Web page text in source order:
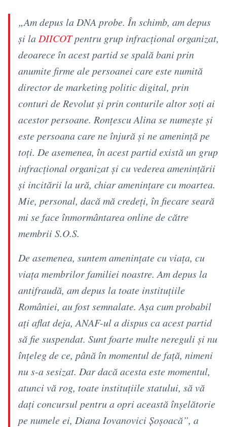
„Am depus la DNA probe. În schimb, am depus
și la DIICOTpentru grup infracțional organizat,
deoarece în acest partid se spală bani prin
anumite firme ale persoanei care este numită
director de marketing politic digital, prin
conturi de Revolut și prin conturile altor soți ai
acestor persoane. Ronțescu Alina se numește și
este persoana care ne înjură și ne amenință pe
toți. De asemenea, în acest partid există un grup
infracțional organizat și cu vederea amenințării
și incitării la ură, chiar amenințare cu moartea.
Mie, personal, dacă mă credeți, în fiecare seară
mi se face înmormântarea online de către
membrii S.O.S.
De asemenea, suntem amenințate cu viața, cu
viața membrilor familiei noastre. Am depus la
antifraudă, am depus la toate instituțiile
României, au fost semnalate. Așa cum probabil
ați aflat deja, ANAF-ul a dispus ca acest partid
să fie suspendat. Sunt foarte multe nereguli și nu
înțeleg de ce, până în momentul de față, nimeni
nu s-a sesizat. Dar dacă acesta este momentul,
atunci vă rog, toate instituțiile statului, să vă
dați concursul pentru a opri această înșelătorie
pe numele ei, Diana Iovanovici Șoșoacă”, a